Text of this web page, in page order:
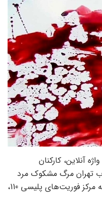
آنلاین، کارکنان
تهران مرگ مشکوک مرد
جوانی را روی تخت بخش اورژانس به مرکز فوریت‌های پلیسی 110،